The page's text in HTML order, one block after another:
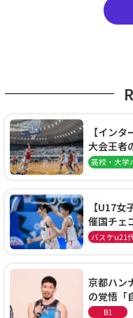
【イン
大会王者
阜女子に
高校・大学
【U17
催国チェ
通過！準
バスケu21
京都ハン
の覚悟「
に、京都
B1